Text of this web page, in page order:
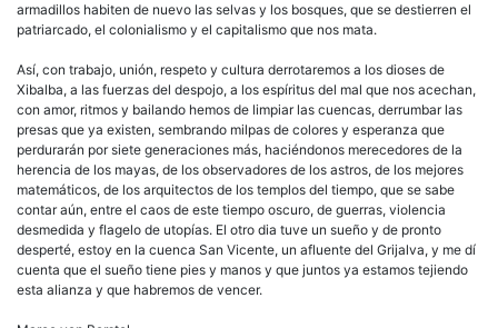
armadillos habiten de nuevo las selvas y los bosques, que se destierren el
patriarcado, el colonialismo y el capitalismo que nos mata.
Así, con trabajo, unión, respeto y cultura derrotaremos a los dioses de
Xibalba, a las fuerzas del despojo, a los espíritus del mal que nos acechan,
con amor, ritmos y bailando hemos de limpiar las cuencas, derrumbar las
presas que ya existen, sembrando milpas de colores y esperanza que
perdurarán por siete generaciones más, haciéndonos merecedores de la
herencia de los mayas, de los observadores de los astros, de los mejores
matemáticos, de los arquitectos de los templos del tiempo, que se sabe
contar aún, entre el caos de este tiempo oscuro, de guerras, violencia
desmedida y flagelo de utopías. El otro dia tuve un sueño y de pronto
desperté, estoy en la cuenca San Vicente, un afluente del Grijalva, y me dí
cuenta que el sueño tiene pies y manos y que juntos ya estamos tejiendo
esta alianza y que habremos de vencer.